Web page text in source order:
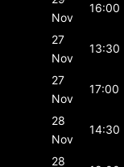
Nov
16:00
27
Nov
13:30
27
Nov
17:00
28
Nov
14:30
28